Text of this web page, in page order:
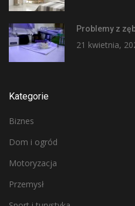
Problemy z
21 kwietnia,
Kategorie
Biznes
Dom i ogród
Motoryzacja
Przemysł